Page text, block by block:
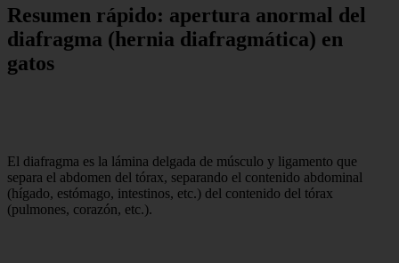
Resumen rápido: apertura anormal del
diafragma (hernia diafragmática) en
gatos
El diafragma es la lámina delgada de músculo y ligamento que
separa el abdomen del tórax, separando el contenido abdominal
(hígado, estómago, intestinos, etc.) del contenido del tórax
(pulmones, corazón, etc.).